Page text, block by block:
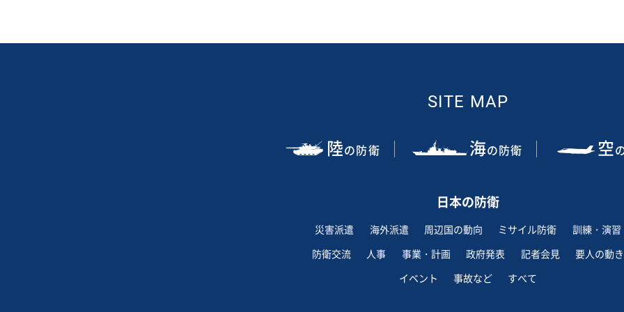
SITE MAP
陸の防衛 海の防衛 空
日本の防衛
災害派遣 海外派遣 周辺国の動向 ミサイル防衛
訓練・演習
防衛交流
人事 事業・計画 政府発表 記者会見
要人の動き
イベント
事故など すべて